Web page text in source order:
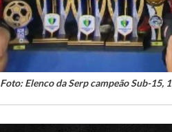
Foto: Elenco da Serp campeão Sub-15,